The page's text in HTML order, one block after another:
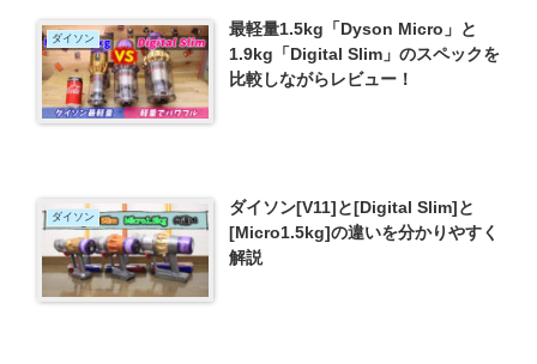
ダイソン
最軽量1.5kg「Dyson Micro」と
1.9kg「Digital Slim」のスペックを
比較しながらレビュー！
ダイソン
ダイソン[V11]と[Digital Slim]と
[Micro1.5kg]の違いを分かりやすく
解説